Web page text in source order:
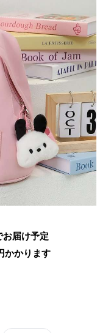
お届け予定
かかります